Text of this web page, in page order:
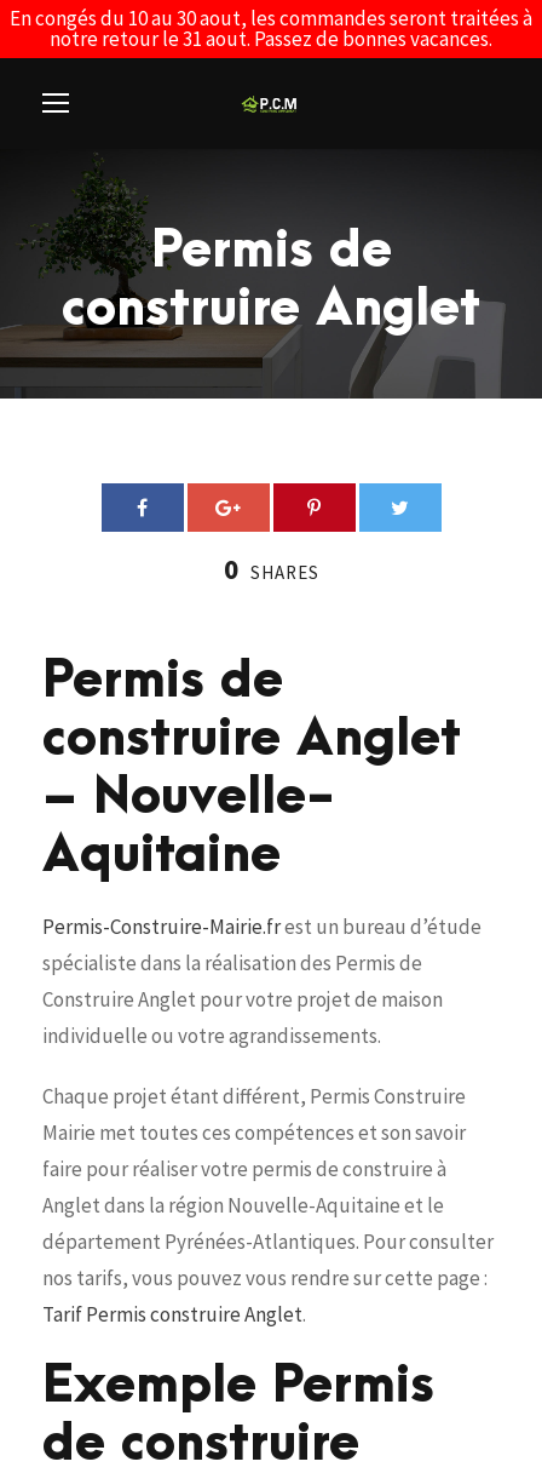
En congés du 10 au 30 aout, les commandes seront traitées à
notre retour le 31 aout. Passez de bonnes vacances.
Permis de
construire Anglet
0 SHARES
Permis de
construire Anglet
– Nouvelle-
Aquitaine
Permis-Construire-Mairie.frest un bureau d’étude
spécialiste dans la réalisation des Permis de
Construire Anglet pour votre projet de maison
individuelle ou votre agrandissements.
Chaque projet étant différent, Permis Construire
Mairie met toutes ces compétences et son savoir
faire pour réaliser votre permis de construire à
Anglet dans la région Nouvelle-Aquitaine et le
département Pyrénées-Atlantiques. Pour consulter
nos tarifs, vous pouvez vous rendre sur cette page :
Tarif Permis construire Anglet.
Exemple Permis
de construire